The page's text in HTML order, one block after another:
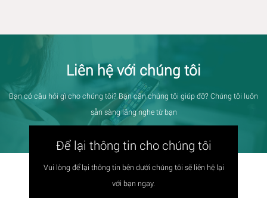
Liên hệ với chúng tôi
Bạn có câu hỏi gì cho chúng tôi? Bạn cần chúng tôi giúp đỡ? Chúng tôi luôn
sẵn sàng lắng nghe từ bạn
Để lại thông tin cho chúng tôi
Vui lòng để lại thông tin bên dưới chúng tôi sẽ liên hệ lại
với bạn ngay.